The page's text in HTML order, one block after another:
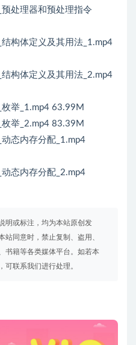
处理器和预处理指令
构体定义及其用法_1.mp4
构体定义及其用法_2.mp4
举_1.mp4 63.99M
举_2.mp4 83.39M
态内存分配_1.mp4
态内存分配_2.mp4
明或标注，均为本站原创发
站同意时，禁止复制、盗用、
书籍等各类媒体平台。如若本
可联系我们进行处理。